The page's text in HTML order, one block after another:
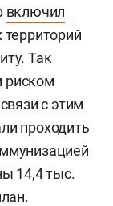
включил
Так
с этим
проходить
14,4 тыс.